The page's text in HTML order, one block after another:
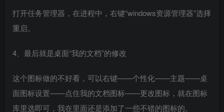
打开任务管理器，在进程中，右键“windows资源管理器”选择
重启。
4、最后就是桌面“我的文档”的修改
这个图标做的不好看，可以右键——个性化——主题——桌
面图标设置——点住我的文档图标——更改图标，就在图标
库里选即可，我在里面还是添加了一些不错的图标的。